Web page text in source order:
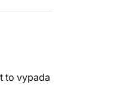
to vypada